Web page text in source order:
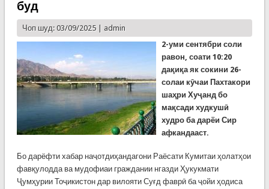
буд
Чоп шуд: 03/09/2025 | admin
2-уми сентябри соли
равон, соати 10:20
дақиқа як сокини 26-
солаи кӯчаи Пахтакори
шаҳри Хуҷанд бо
мақсади худкушӣ
худро ба дарёи Сир
афкандааст.
Бо дарёфти хабар наҷотдиҳандагони Раёсати Кумитаи ҳолатҳои
фавқулодда ва мудофиаи граждании нгазди Ҳукукмати
Ҷумҳурии Тоҷикистон дар вилояти Суғд фаврӣ ба ҷойи ҳодиса